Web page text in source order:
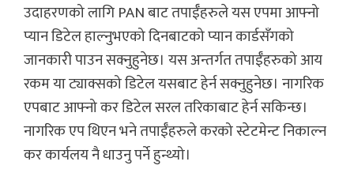
उदाहरणको लागि PAN बाट तपाईँहरुले यस एपमा आफ्नो
प्यान डिटेल हाल्नुभएको दिनबाटको प्यान कार्डसँगको
जानकारी पाउन सक्नुहुनेछ। यस अन्तर्गत तपाईँहरुको आय
रकम या ट्याक्सको डिटेल यसबाट हेर्न सक्नुहुनेछ। नागरिक
एपबाट आफ्नो कर डिटेल सरल तरिकाबाट हेर्न सकिन्छ।
नागरिक एप थिएन भने तपाईँहरुले करको स्टेटमेन्ट निकाल्न
कर कार्यलय नै धाउनु पर्ने हुन्थ्यो।